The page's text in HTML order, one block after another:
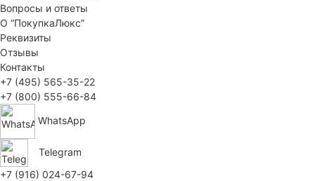
Вопросы и ответы
О “ПокупкаЛюкс”
Реквизиты
Отзывы
Контакты
+7 (495) 565-35-22
+7 (800) 555-66-84
WhatsApp
Telegram
+7 (916) 024-67-94